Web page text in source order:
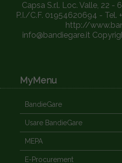
Capsa S.r.l. Loc. Valle, 22 -
P.I./C.F. 01954620694 - Tel.
http://
info@bandiegare.it
MyMenu
BandieGare
Usare BandieGare
MEPA
E-Procurement